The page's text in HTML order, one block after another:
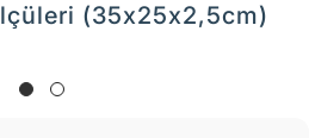
(35x25x2,5cm)